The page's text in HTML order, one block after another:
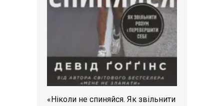
«Ніколи не спиняйся. Як звільнити